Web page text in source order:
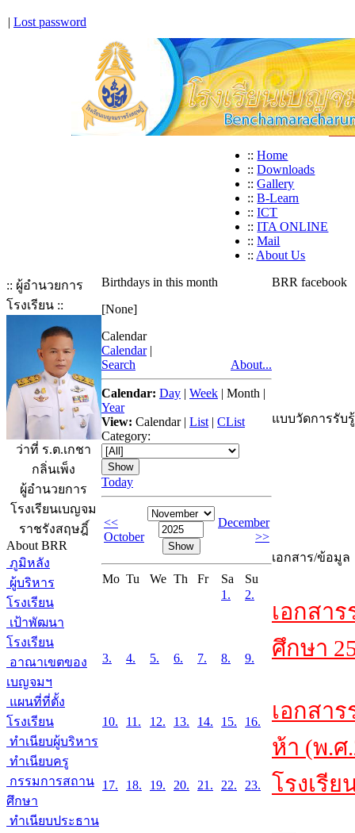
| Lost password
:: Home
:: Downloads
:: Gallery
:: B-Learn
:: ICT
:: ITA ONLINE
:: Mail
:: About Us
:: ผู้อำนวยการ
โรงเรียน ::
ว่าที่ ร.ต.เกชา
กลิ่นเพ็ง
ผู้อำนวยการ
โรงเรียนเบญจม
ราชรังสฤษฎิ์
About BRR
ภูมิหลัง
ผู้บริหาร
โรงเรียน
เป้าพัฒนา
โรงเรียน
อาณาเขตของ
เบญจมฯ
แผนที่ที่ตั้ง
โรงเรียน
ทำเนียบผู้บริหาร
ทำเนียบครู
กรรมการสถาน
ศึกษา
ทำเนียบประธาน
Birthdays in this month
[None]
Calendar
Calendar |
Search
About...
Calendar: Day | Week | Month |
Year
View: Calendar| List | CList
Category:
Today
<<
October
December
>>
Mo Tu We Th Fr Sa
Su
1.
2.
3. 4. 5. 6. 7. 8. 9.
10. 11. 12. 13. 14. 15. 16.
17. 18. 19. 20. 21. 22. 23.
BRR facebook
แบบวัดการรับ
เอกสาร/ข้อมูล
เอกสา
ศึกษา
เอกสา
ห้า (พ.ศ
โรงเรี